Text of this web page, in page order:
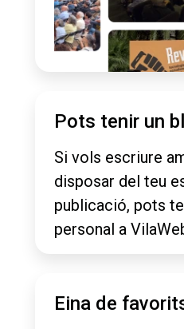
Pots tenir un
Si vols escriure
disposar del teu
publicació, pots
personal a
Eina de